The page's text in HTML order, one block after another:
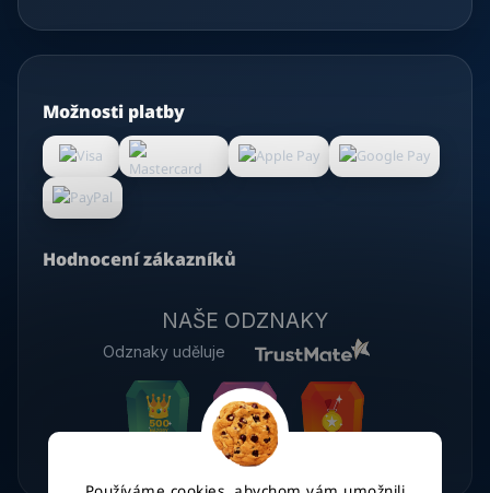
Možnosti platby
Hodnocení zákazníků
NAŠE ODZNAKY
Odznaky uděluje